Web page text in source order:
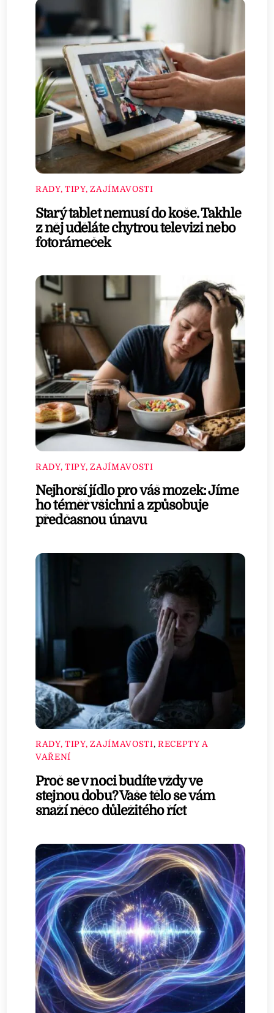
RADY, TIPY, ZAJÍMAVOSTI
Starý tablet nemusí do koše. Takhle
z něj uděláte chytrou televizi nebo
fotorámeček
RADY, TIPY, ZAJÍMAVOSTI
Nejhorší jídlo pro váš mozek: Jíme
ho téměř všichni a způsobuje
předčasnou únavu
RADY, TIPY, ZAJÍMAVOSTI, RECEPTY A
VAŘENÍ
Proč se v noci budíte vždy ve
stejnou dobu? Vaše tělo se vám
snaží něco důležitého říct